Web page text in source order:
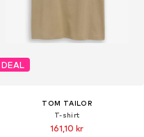
DEAL
TOM TAILOR
T-shirt
161,10 kr